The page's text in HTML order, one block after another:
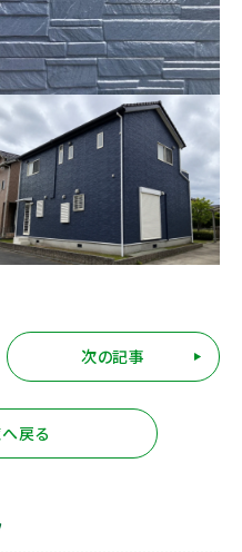
戻る
次の記事